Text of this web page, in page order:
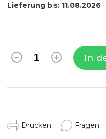
Lieferung bis: 11.08.2026
In
Drucken Fragen